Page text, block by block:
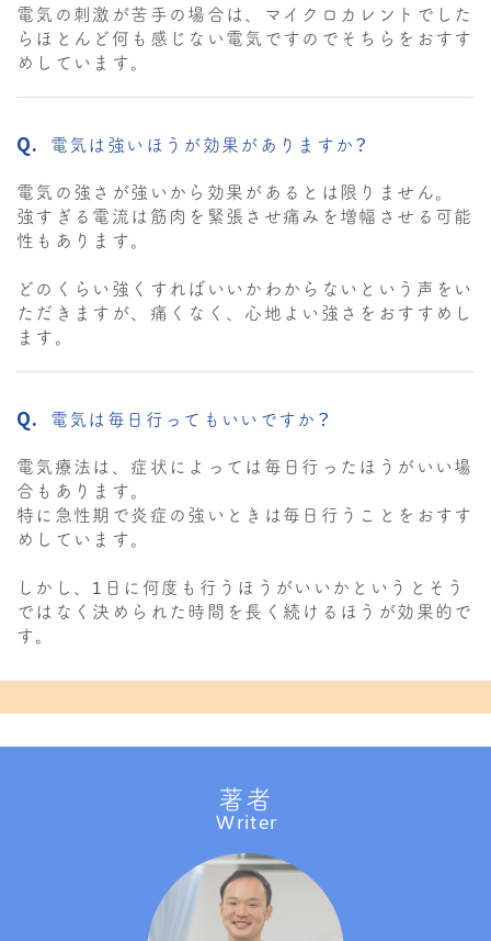
電気の刺激が苦手の場合は、マイクロカレントでした
らほとんど何も感じない電気ですのでそちらをおすす
めしています。
電気は強いほうが効果がありますか？
電気の強さが強いから効果があるとは限りません。
強すぎる電流は筋肉を緊張させ痛みを増幅させる可能
性もあります。
どのくらい強くすればいいかわからないという声をい
ただきますが、痛くなく、心地よい強さをおすすめし
ます。
電気は毎日行ってもいいですか？
電気療法は、症状によっては毎日行ったほうがいい場
合もあります。
特に急性期で炎症の強いときは毎日行うことをおすす
めしています。
しかし、1日に何度も行うほうがいいかというとそう
ではなく決められた時間を長く続けるほうが効果的で
す。
著者
Writer